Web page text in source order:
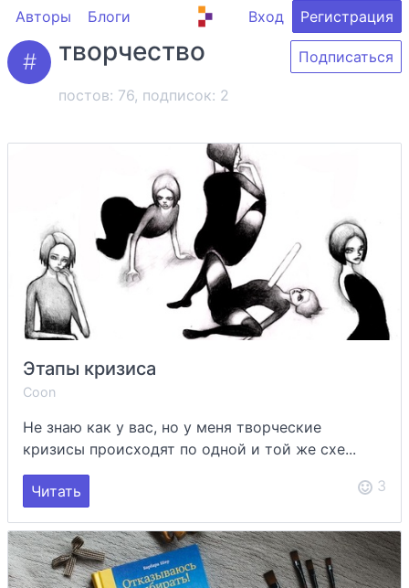
Авторы Блоги Вход Регистрация
творчество
постов: 76, подписок: 2
Подписаться
Этапы кризиса
Coon
Не знаю как у вас, но у меня творческие
кризисы происходят по одной и той же схе...
Читать 3